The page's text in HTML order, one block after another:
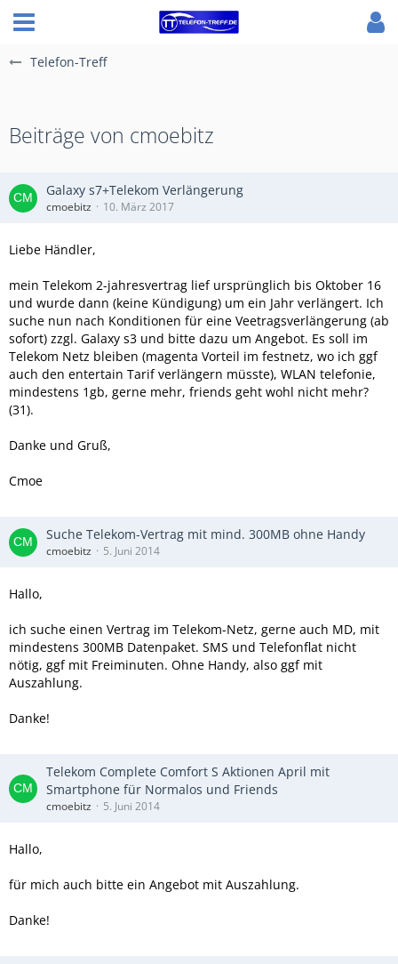
Telefon-Treff
Beiträge von cmoebitz
Galaxy s7+Telekom Verlängerung
cmoebitz 10. März 2017
Liebe Händler,
mein Telekom 2-jahresvertrag lief ursprünglich bis Oktober 16
und wurde dann (keine Kündigung) um ein Jahr verlängert. Ich
suche nun nach Konditionen für eine Veetragsverlängerung (ab
sofort) zzgl. Galaxy s3 und bitte dazu um Angebot. Es soll im
Telekom Netz bleiben (magenta Vorteil im festnetz, wo ich ggf
auch den entertain Tarif verlängern müsste), WLAN telefonie,
mindestens 1gb, gerne mehr, friends geht wohl nicht mehr?
(31).
Danke und Gruß,
Cmoe
Suche Telekom-Vertrag mit mind. 300MB ohne Handy
cmoebitz 5. Juni 2014
Hallo,
ich suche einen Vertrag im Telekom-Netz, gerne auch MD, mit
mindestens 300MB Datenpaket. SMS und Telefonflat nicht
nötig, ggf mit Freiminuten. Ohne Handy, also ggf mit
Auszahlung.
Danke!
Telekom Complete Comfort S Aktionen April mit
Smartphone für Normalos und Friends
cmoebitz 5. Juni 2014
Hallo,
für mich auch bitte ein Angebot mit Auszahlung.
Danke!